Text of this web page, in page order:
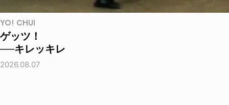
YO! CHUI
ゲッツ！
──キレッキレ
2026.08.07